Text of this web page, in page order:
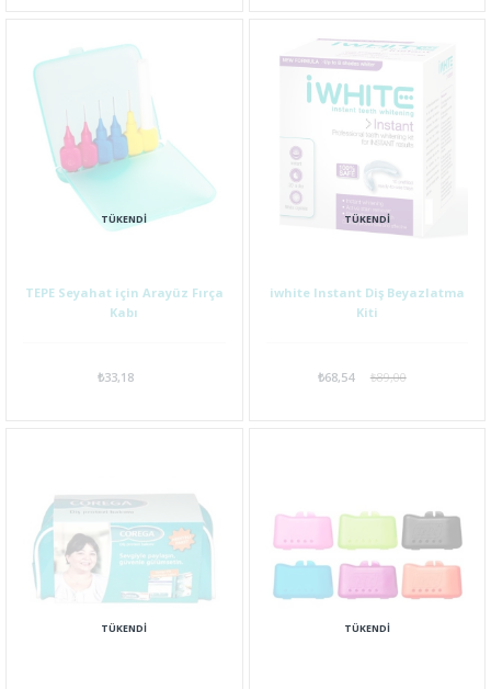
TÜKENDI
TEPE Seyahat için Arayüz Fırça
Kabı
₺33,18
TÜKENDI
iwhite Instant Diş Beyazlatma
Kiti
₺68,54 ₺89,00
TÜKENDI TÜKENDI